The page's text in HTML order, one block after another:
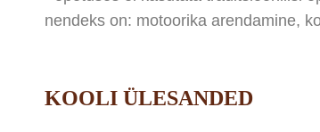
nendeks on: motoorika arendamine,
KOOLI ÜLESANDED